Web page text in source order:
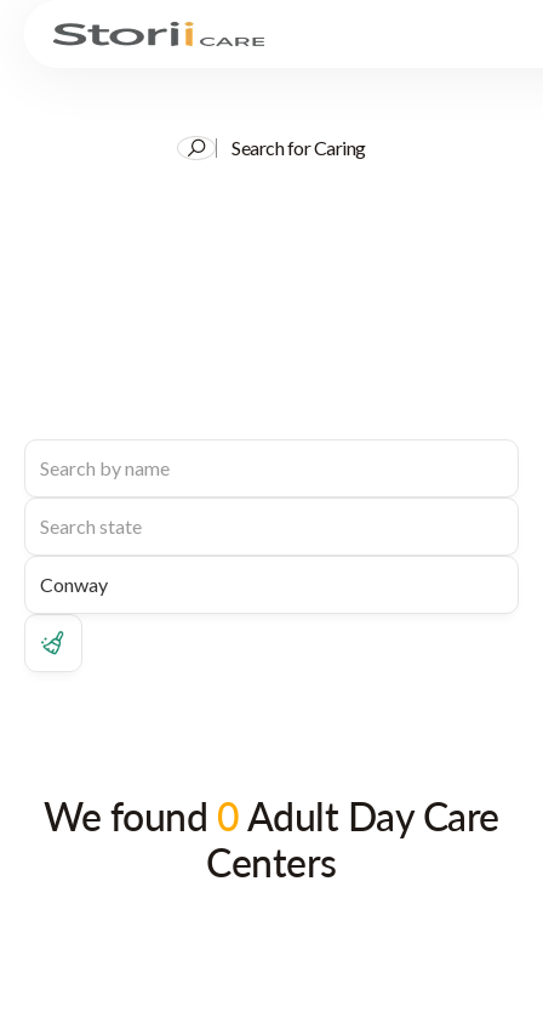
Search for Caring
We found 0Adult Day Care
Centers